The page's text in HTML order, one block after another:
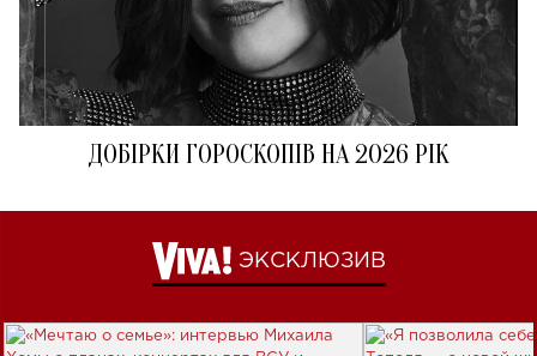
ДОБІРКИ ГОРОСКОПІВ НА 2026 РІК
ЭКСКЛЮЗИВ